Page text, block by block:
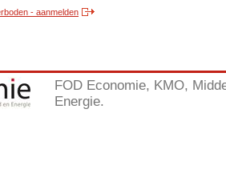
- aanmelden
FOD Economie, KMO,
Energie.